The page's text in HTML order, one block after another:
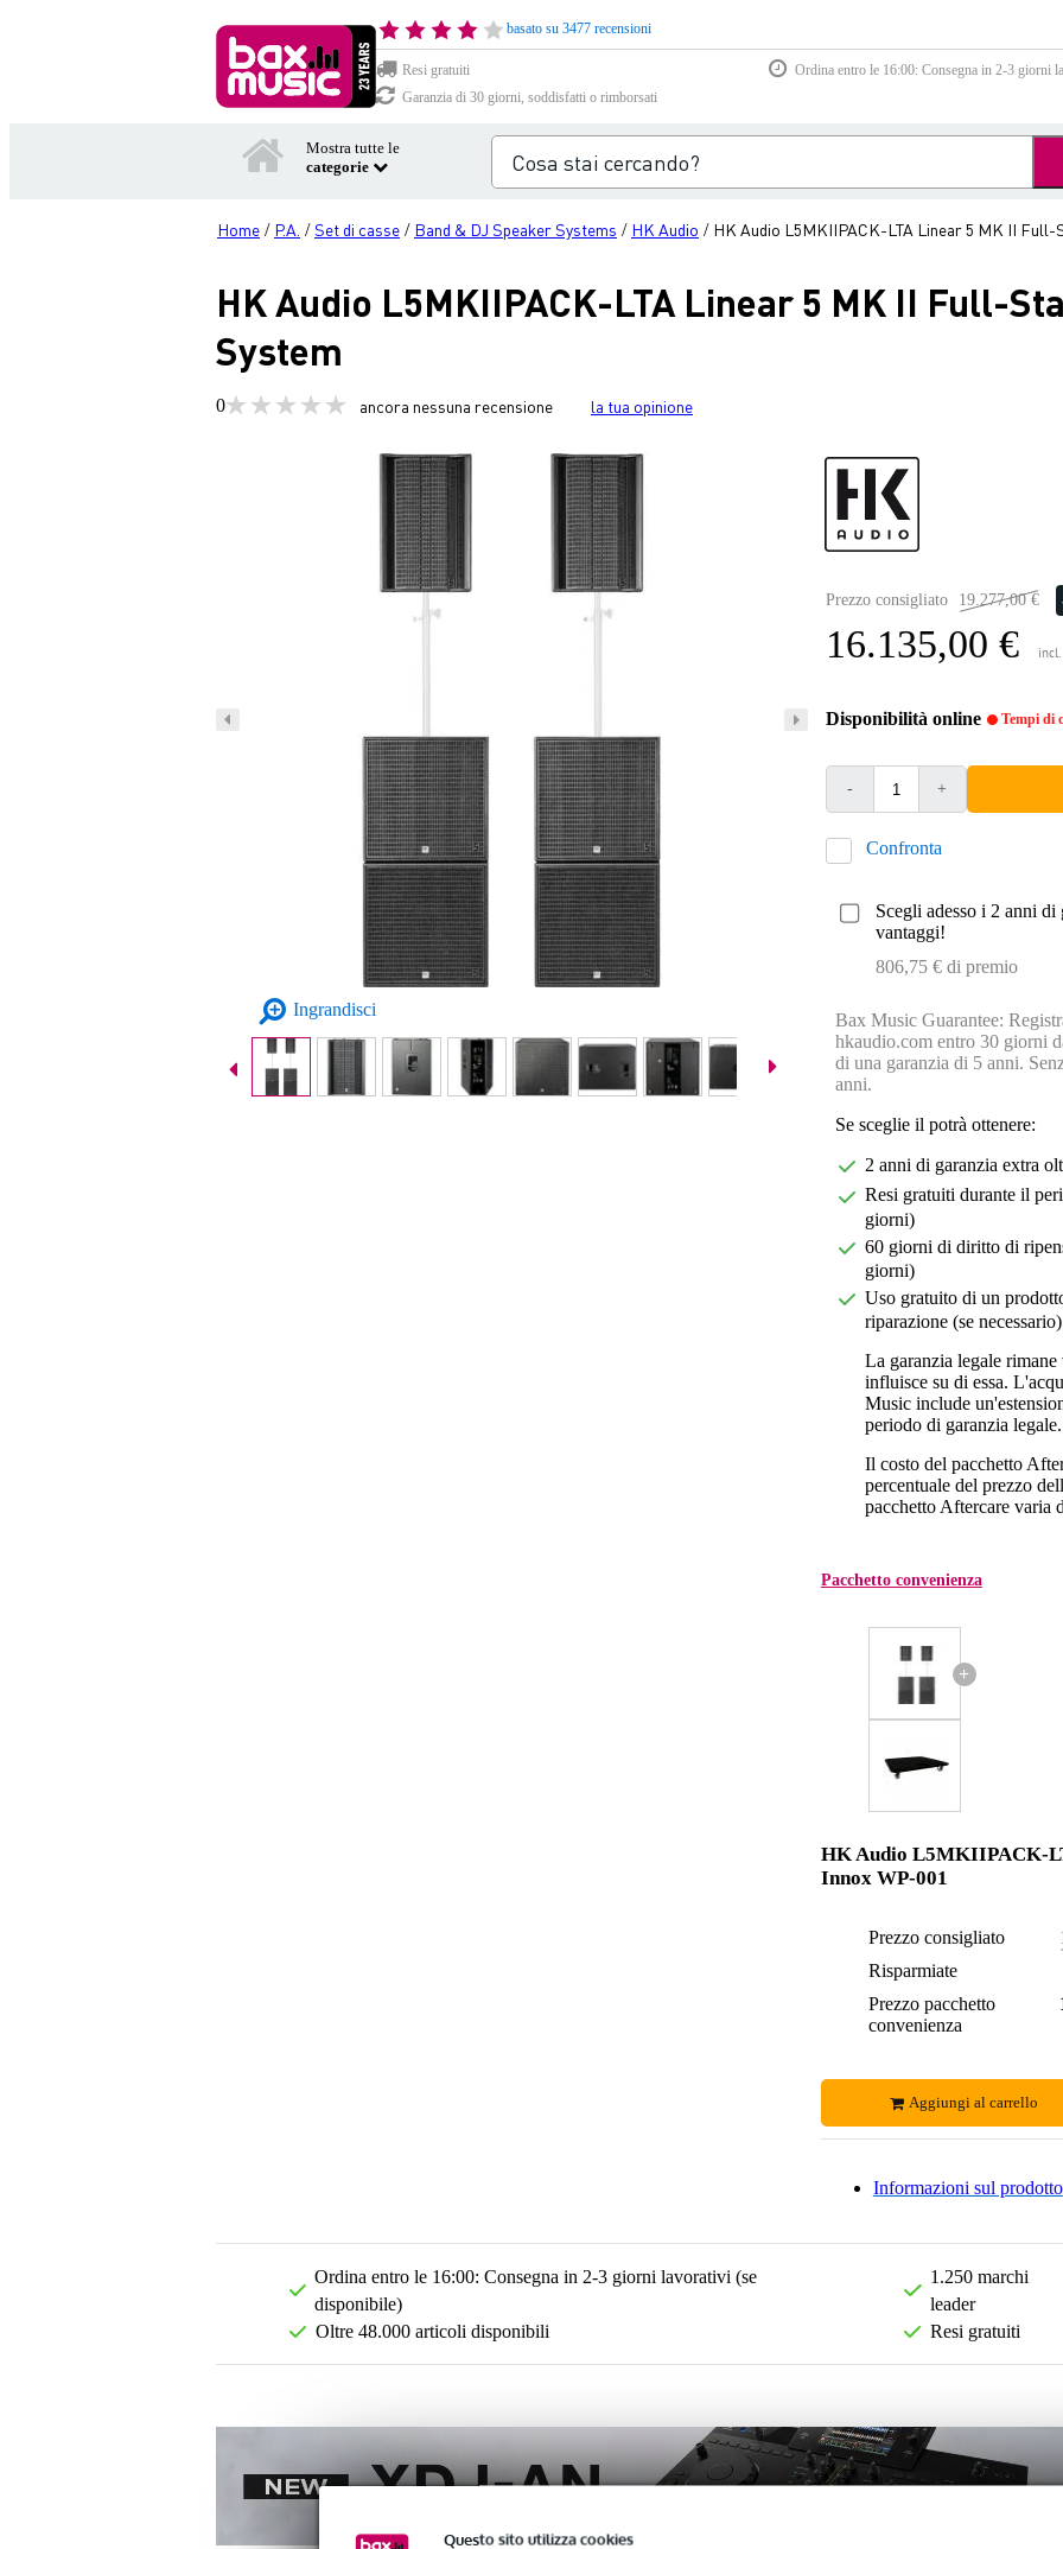
Questo sito utilizza cookies
basato su 3477 recensioni
Resi gratuiti
Ordina entro le 16:00: Consegna in 2-3 giorni
Garanzia di 30 giorni, soddisfatti o rimborsati
Mostra tutte le
categorie
Home / P.A. /Set di casse / Band & DJ Speaker Systems / HK Audio / HK Audio L5MKIIPACK-LTA Linear 5 MK II Full-
HK Audio L5MKIIPACK-LTA Linear 5 MK II Full-
System
0 ancora nessuna recensione la tua opinione
Ingrandisci
Prezzo consigliato 19.277,00 €
16.135,00 € incl.
Disponibilità online Tempi di
- +
Confronta
Scegli adesso i 2 anni
vantaggi!
806,75 € di premio
Bax Music Guarantee:
hkaudio.com entro 30 giorni
di una garanzia di 5 anni.
anni.
Se sceglie il potrà ottenere:
2 anni di garanzia extra
Resi gratuiti durante il
giorni)
60 giorni di diritto di
giorni)
Uso gratuito di un
riparazione (se necessario)
La garanzia legale
influisce su di essa.
Music include
periodo di garanzia legale.
Il costo del pacchetto
percentuale del prezzo
pacchetto Aftercare varia
Pacchetto convenienza
+
HK Audio L5MKIIPACK-
Innox WP-001
Prezzo consigliato
Risparmiate
Prezzo pacchetto
convenienza
Aggiungi al carrello
Informazioni sul prodotto
Ordina entro le 16:00: Consegna in 2-3 giorni lavorativi (se
disponibile)
Oltre 48.000 articoli disponibili
1.250 marchi
leader
Resi gratuiti